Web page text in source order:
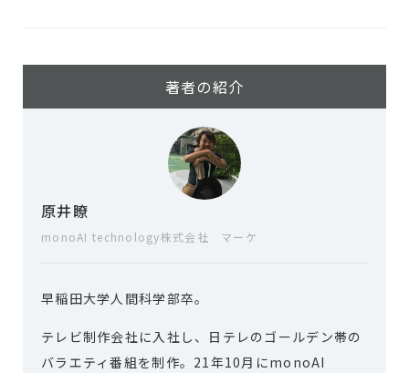
著者の紹介
原井瞭
monoAI technology株式会社 マーケ
早稲田大学人間科学部卒。
テレビ制作会社に入社し、日テレのゴールデン帯の
バラエティ番組を制作。21年10月にmonoAI